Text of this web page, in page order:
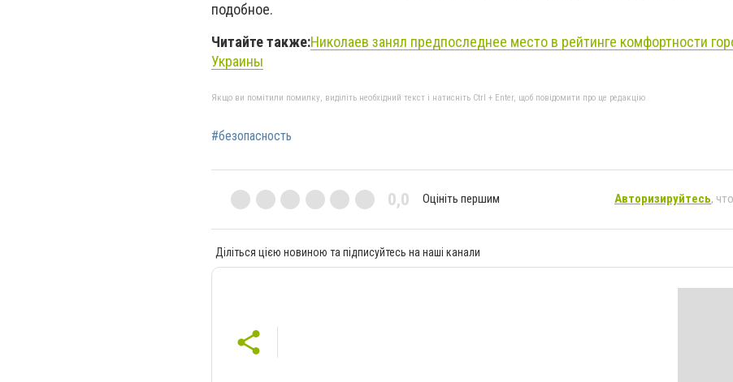
подобное.
Читайте также:Николаев занял предпоследнее место в рейтинге комфортности
Украины
Якщо ви помітили помилку, виділіть необхідний текст і натисніть Ctrl + Enter, щоб повідомити про це редакцію
#безопасность
0,0 Оцініть першим Авторизируйтесь,
Діліться цією новиною та підписуйтесь на наші канали